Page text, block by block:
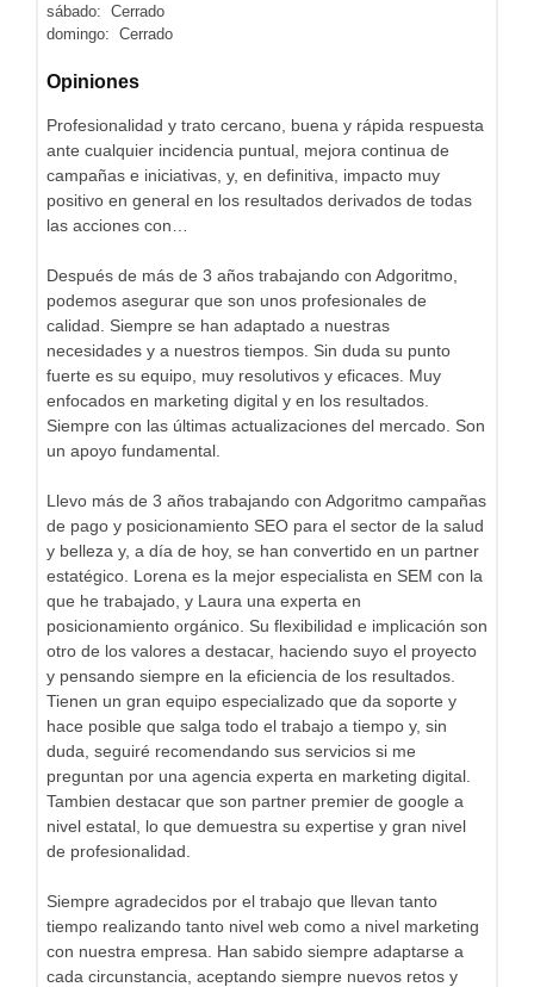
sábado: Cerrado
domingo: Cerrado
Opiniones
Profesionalidad y trato cercano, buena y rápida respuesta
ante cualquier incidencia puntual, mejora continua de
campañas e iniciativas, y, en definitiva, impacto muy
positivo en general en los resultados derivados de todas
las acciones con…
Después de más de 3 años trabajando con Adgoritmo,
podemos asegurar que son unos profesionales de
calidad. Siempre se han adaptado a nuestras
necesidades y a nuestros tiempos. Sin duda su punto
fuerte es su equipo, muy resolutivos y eficaces. Muy
enfocados en marketing digital y en los resultados.
Siempre con las últimas actualizaciones del mercado. Son
un apoyo fundamental.
Llevo más de 3 años trabajando con Adgoritmo campañas
de pago y posicionamiento SEO para el sector de la salud
y belleza y, a día de hoy, se han convertido en un partner
estatégico. Lorena es la mejor especialista en SEM con la
que he trabajado, y Laura una experta en
posicionamiento orgánico. Su flexibilidad e implicación son
otro de los valores a destacar, haciendo suyo el proyecto
y pensando siempre en la eficiencia de los resultados.
Tienen un gran equipo especializado que da soporte y
hace posible que salga todo el trabajo a tiempo y, sin
duda, seguiré recomendando sus servicios si me
preguntan por una agencia experta en marketing digital.
Tambien destacar que son partner premier de google a
nivel estatal, lo que demuestra su expertise y gran nivel
de profesionalidad.
Siempre agradecidos por el trabajo que llevan tanto
tiempo realizando tanto nivel web como a nivel marketing
con nuestra empresa. Han sabido siempre adaptarse a
cada circunstancia, aceptando siempre nuevos retos y